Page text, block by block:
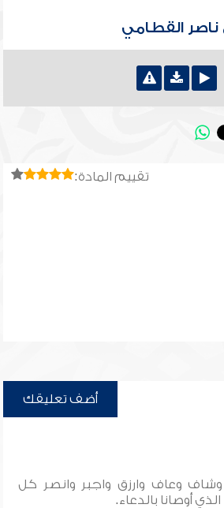
ناصر القطامي
تقييم المادة:
أضف تعليقك
وعاف وارزق واجبر وانصر كل
أوصانا بالدعاء.